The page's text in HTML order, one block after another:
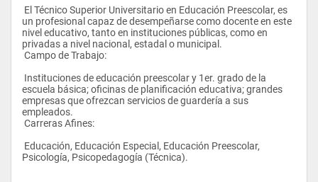
un profesional capaz de desempeñarse como docente en este
nivel educativo, tanto en instituciones públicas, como en
privadas a nivel nacional, estadal o municipal.
Campo de Trabajo:
escuela básica; oficinas de planificación educativa; grandes
empresas que ofrezcan servicios de guardería a sus
empleados.
Carreras Afines:
Psicología, Psicopedagogía (Técnica).